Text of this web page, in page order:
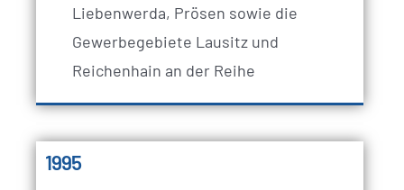
Liebenwerda, Prösen sowie die
Gewerbegebiete Lausitz und
Reichenhain an der Reihe
1995